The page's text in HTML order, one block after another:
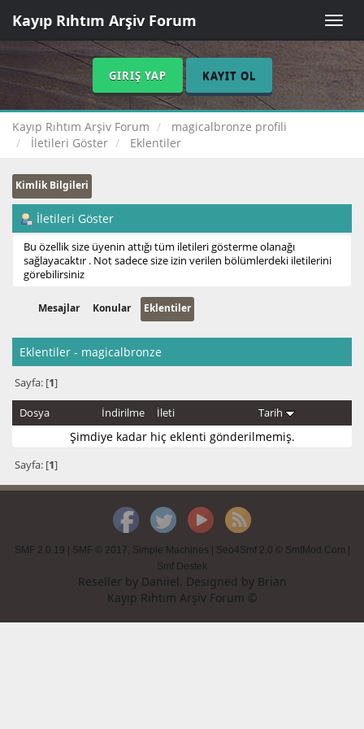
Toggle
Kayıp Rıhtım Arşiv Forum
GIRIŞ YAP KAYIT OL
Kayıp Rıhtım Arşiv Forum
magicalbronze profili
İletileri Göster
Eklentiler
Kimlik Bilgileri
İletileri Göster
Bu özellik size üyenin attığı tüm iletileri gösterme olanağı
sağlayacaktır . Not sadece size izin verilen bölümlerdeki iletilerini
görebilirsiniz
Mesajlar Konular Eklentiler
Eklentiler - magicalbronze
Sayfa: [1]
Dosya İndirilme İleti Tarih
Şimdiye kadar hiç eklenti gönderilmemiş.
Sayfa: [1]
SMF 2.0.19 | SMF © 2017 Simple Machines | Seo4Smf 2.0 © SmfMod.Com |
Smf Destek
Reseller by Daniiel. Designed by Brian
Kayıp Rıhtım Arşiv Forum ©